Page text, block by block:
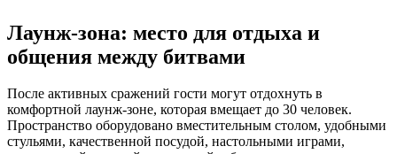
Лаунж-зона: место для отдыха и
общения между битвами
После активных сражений гости могут отдохнуть в
комфортной лаунж-зоне, которая вмещает до 30 человек.
Пространство оборудовано вместительным столом, удобными
стульями, качественной посудой, настольными играми,